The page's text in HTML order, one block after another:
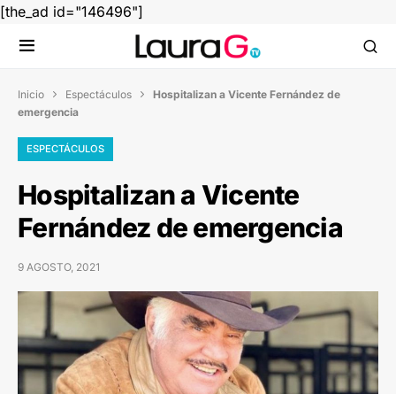
[the_ad id="146496"]
Inicio  Espectáculos  Hospitalizan a Vicente Fernández de
emergencia
ESPECTÁCULOS
Hospitalizan a Vicente
Fernández de emergencia
9 AGOSTO, 2021